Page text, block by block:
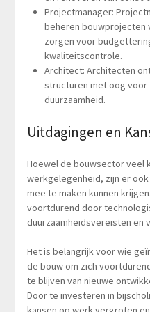
Projectmanager:
beheren bouwprojecten
zorgen voor
kwaliteitscontrole.
Architect: Architecten
structuren met oog
duurzaamheid.
Uitdagingen en
Hoewel de bouwsector veel
werkgelegenheid, zijn er
mee te maken kunnen
voortdurend door
duurzaamheidsvereisten en
Het is belangrijk voor wie
de bouw om zich
te blijven van nieuwe
Door te investeren in